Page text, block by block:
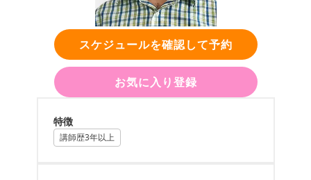
スケジュールを確認して予約
お気に入り登録
特徴
講師歴3年以上